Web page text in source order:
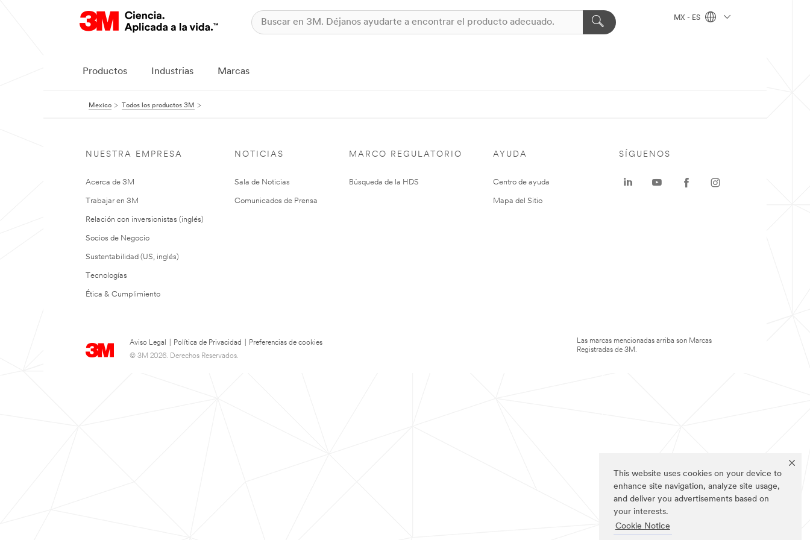
This website uses cookies on your device to
enhance site navigation, analyze site usage,
and deliver you advertisements based on
your interests.
Cookie Notice
MX - ES
Productos Industrias Marcas
Mexico Todos los productos 3M
NUESTRA EMPRESA
Acerca de 3M
Trabajar en 3M
Relación con inversionistas (inglés)
Socios de Negocio
Sustentabilidad (US, inglés)
Tecnologías
Ética & Cumplimiento
NOTICIAS
Sala de Noticias
Comunicados de Prensa
MARCO REGULATORIO
Búsqueda de la HDS
AYUDA
Centro de ayuda
Mapa del Sitio
Aviso Legal Política de Privacidad
Preferencias de cookies
© 3M 2026. Derechos Reservados.
SÍGUENOS
Las marcas mencionadas arriba son Marcas
Registradas de 3M.